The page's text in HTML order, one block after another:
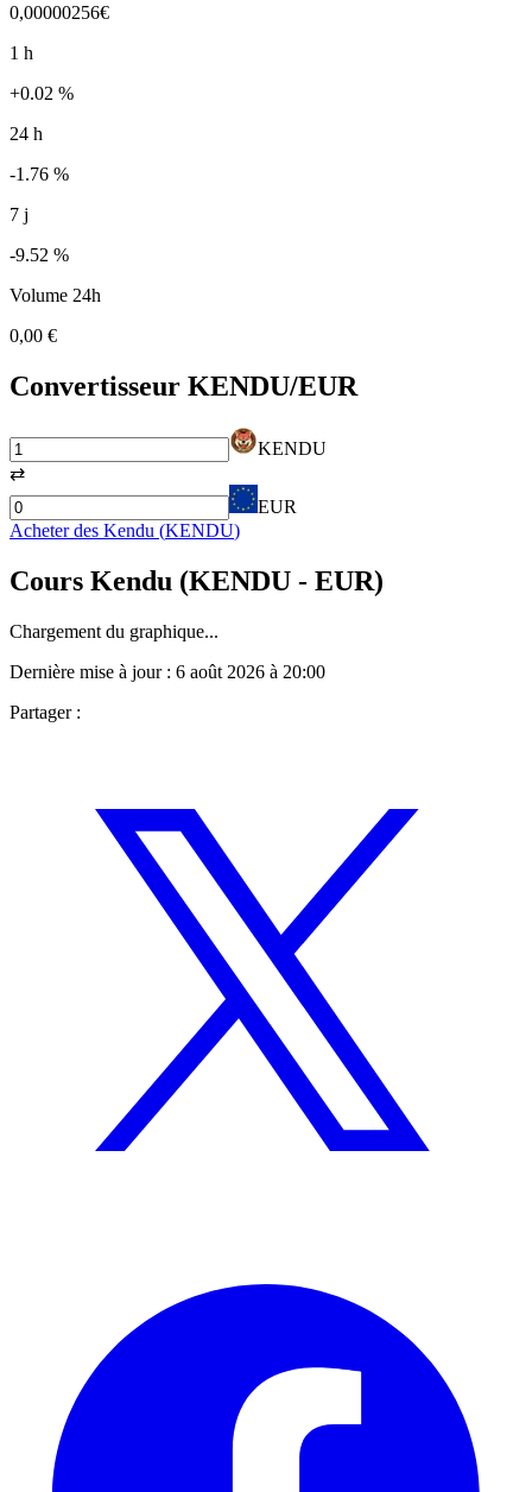
0,00000256€
1 h
+0.02 %
24 h
-1.76 %
7 j
-9.52 %
Volume 24h
0,00 €
Convertisseur KENDU/EUR
KENDU
⇄
EUR
Acheter des Kendu (KENDU)
Cours Kendu (KENDU - EUR)
Chargement du graphique...
Dernière mise à jour : 6 août 2026 à 20:00
Partager :